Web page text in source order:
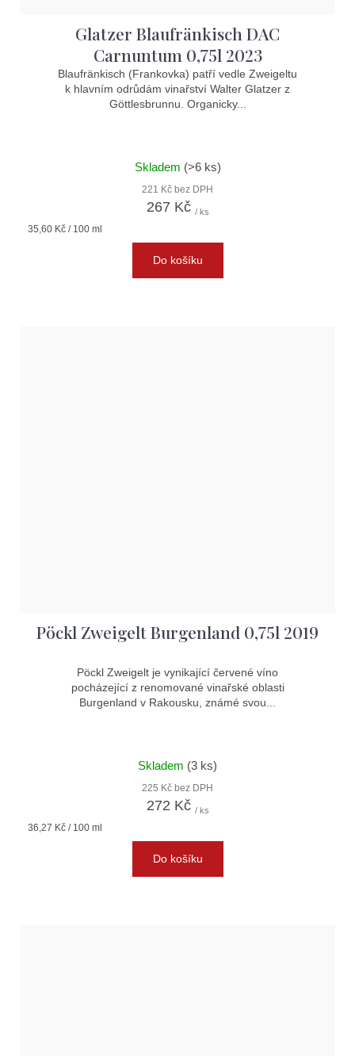
Glatzer Blaufränkisch DAC
Carnuntum 0,75l 2023
Blaufränkisch (Frankovka) patří vedle Zweigeltu
k hlavním odrůdám vinařství Walter Glatzer z
Göttlesbrunnu. Organicky...
Skladem (>6 ks)
221 Kč bez DPH
267 Kč / ks
Měrná
35,60 Kč / 100 ml
Do košíku
Pöckl Zweigelt Burgenland 0,75l 2019
Pöckl Zweigelt je vynikající červené víno
pocházející z renomované vinařské oblasti
Burgenland v Rakousku, známé svou...
Skladem (3 ks)
225 Kč bez DPH
272 Kč / ks
Měrná
36,27 Kč / 100 ml
Do košíku